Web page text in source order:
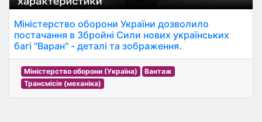
Міністерство оборони України дозволило
постачання в Збройні Сили нових українських
багі "Варан" - деталі та зображення.
Міністерство оборони (Україна)
Вантаж
Трансмісія (механіка)